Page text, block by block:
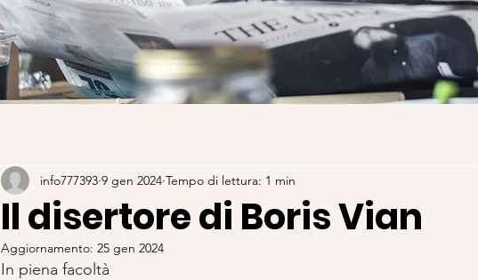
Il disertore di Boris Vian
info777393 9 gen 2024 Tempo di lettura: 1 min
Aggiornamento: 25 gen 2024
In piena facoltà